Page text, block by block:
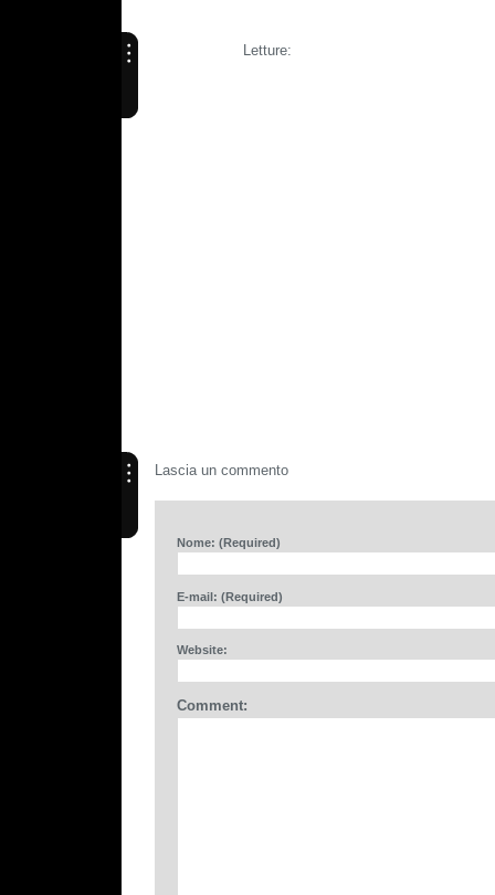
Letture:
Lascia un commento
Nome: (Required)
E-mail: (Required)
Website:
Comment: